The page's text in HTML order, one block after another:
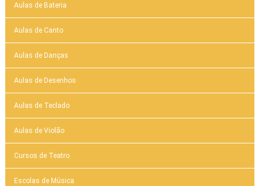
Aulas de Bateria
Aulas de Canto
Aulas de Danças
Aulas de Desenhos
Aulas de Teclado
Aulas de Violão
Cursos de Teatro
Escolas de Música